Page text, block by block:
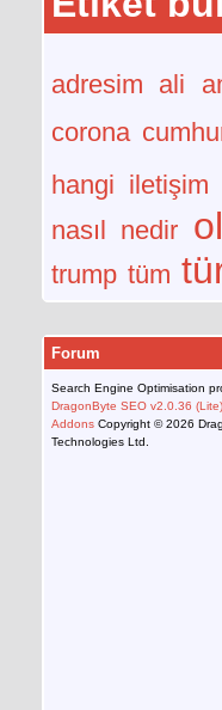
adresim ali
corona
hangi iletişim
nasıl nedir
trump tüm
Forum
Search Engine Optimisation
DragonByte SEO v2.0.36 (Lite)
Addons Copyright © 2026
Technologies Ltd.